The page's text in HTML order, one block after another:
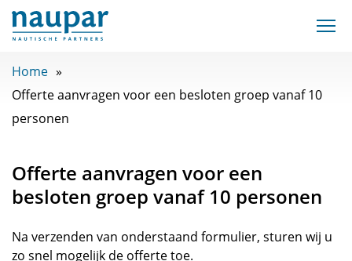
Home
Offerte aanvragen voor een besloten groep vanaf 10
personen
Offerte aanvragen voor een
besloten groep vanaf 10 personen
Na verzenden van onderstaand formulier, sturen wij u
zo snel mogelijk de offerte toe.